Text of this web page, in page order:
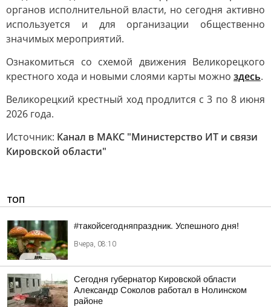
органов исполнительной власти, но сегодня активно
используется и для организации общественно
значимых мероприятий.
Ознакомиться со схемой движения Великорецкого
крестного хода и новыми слоями карты можно здесь.
Великорецкий крестный ход продлится с 3 по 8 июня
2026 года.
Источник: Канал в МАКС "Министерство ИТ и связи
Кировской области"
ТОП
#такойсегодняпраздник. Успешного дня!
Вчера, 08:10
Сегодня губернатор Кировской области
Александр Соколов работал в Нолинском
районе